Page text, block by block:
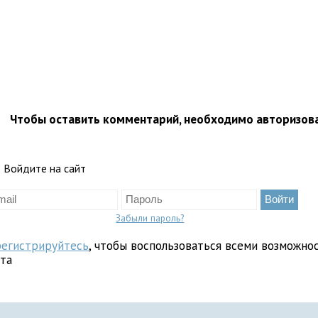
Чтобы оставить комментарий, необходимо
Войдите на сайт
Забыли пароль?
, чтобы воспользоваться всеми